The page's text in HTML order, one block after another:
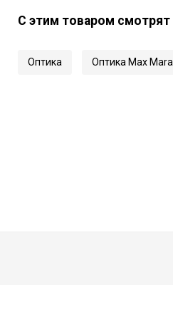
С этим товаром смотрят
Оптика Оптика Max Mara